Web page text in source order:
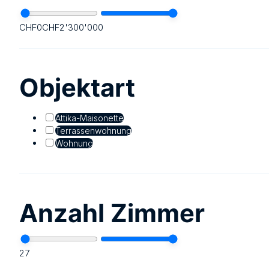
CHF0CHF2'300'000
Objektart
Attika-Maisonette
Terrassenwohnung
Wohnung
Anzahl Zimmer
27